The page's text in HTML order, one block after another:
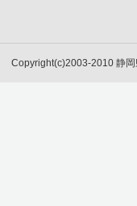
Copyright(c)2003-2010 静